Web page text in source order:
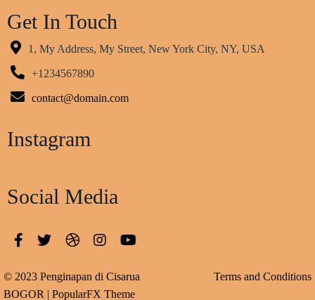
Get In Touch
1, My Address, My Street, New York City, NY, USA
+1234567890
contact@domain.com
Instagram
Social Media
© 2023 Penginapan di Cisarua
BOGOR | PopularFX Theme
Terms and Conditions